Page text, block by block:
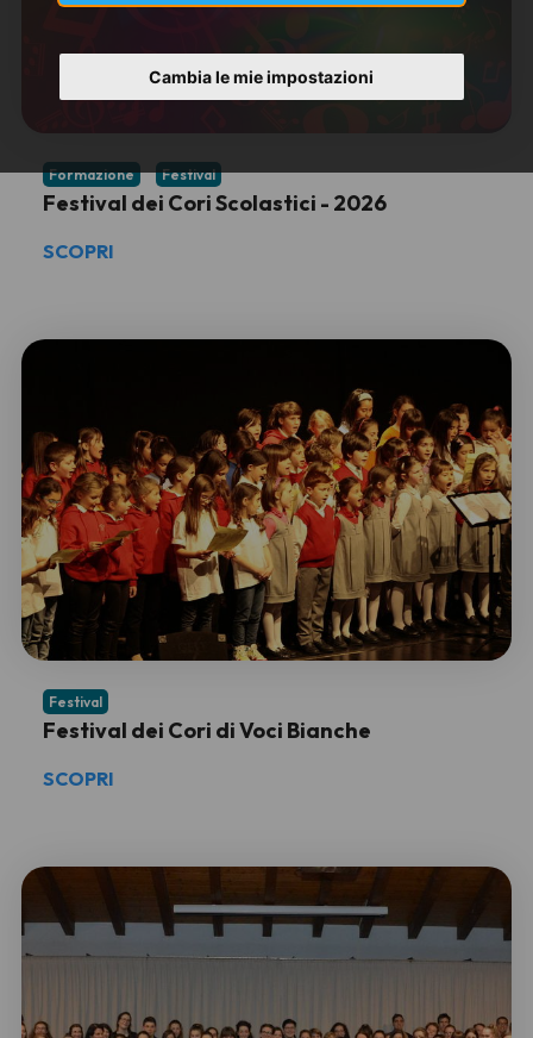
Cambia le mie impostazioni
Festival dei Cori Scolastici - 2026
Formazione Festival
SCOPRI
Festival dei Cori di Voci Bianche
Festival
SCOPRI